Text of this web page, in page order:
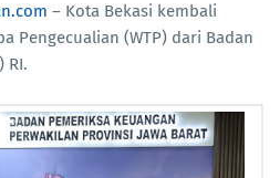
– Kota Bekasi kembali
Pengecualian (WTP) dari Badan
RI.